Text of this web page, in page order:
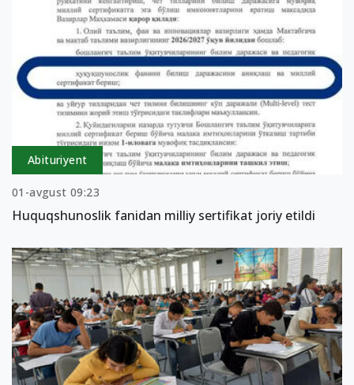
Abituriyent
01-avgust 09:23
Huquqshunoslik fanidan milliy sertifikat joriy etildi